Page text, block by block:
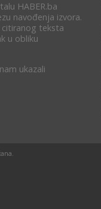
HABER.ba
navođenja izvora.
citiranog teksta
u obliku
ukazali